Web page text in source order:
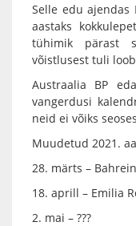
Selle edu ajendas
aastaks
tühimik pärast
võistlusest tuli
Austraalia BP
vangerdusi
neid ei võiks
Muudetud 2021.
28. märts –
18. aprill – Emilia
2. mai – ???